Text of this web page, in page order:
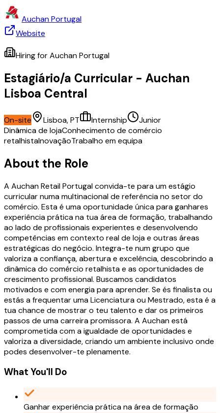
Auchan Portugal
Website
Hiring forAuchan Portugal
Estagiário/a Curricular - Auchan
Lisboa Central
On-site Lisboa, PT Internship
Junior
Dinâmica de lojaConhecimento de comércio
retalhistaInovaçãoTrabalho em equipa
About the Role
A Auchan Retail Portugal convida-te para um estágio
curricular numa multinacional de referência no setor do
comércio. Esta é uma oportunidade única para ganhares
experiência prática na tua área de formação, trabalhando
ao lado de profissionais experientes e desenvolvendo
competências em contexto real de loja e outras áreas
estratégicas do negócio. Integra-te num grupo que
valoriza a confiança, abertura e excelência, descobrindo a
dinâmica do comércio retalhista e as oportunidades de
crescimento profissional. Buscamos candidatos
motivados e com energia para aprender. Se és finalista ou
estás a frequentar uma Licenciatura ou Mestrado, esta é a
tua chance de mostrar o teu talento e dar os primeiros
passos de uma carreira promissora. A Auchan está
comprometida com a igualdade de oportunidades e
valoriza a diversidade, criando um ambiente inclusivo onde
podes desenvolver-te plenamente.
What You'll Do
Ganhar experiência prática na área de formação